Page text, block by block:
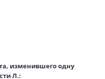
изменившего одну
Л.: